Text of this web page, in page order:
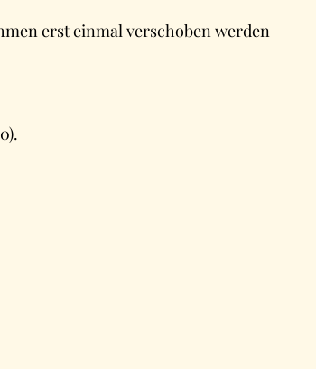
erst einmal verschoben werden